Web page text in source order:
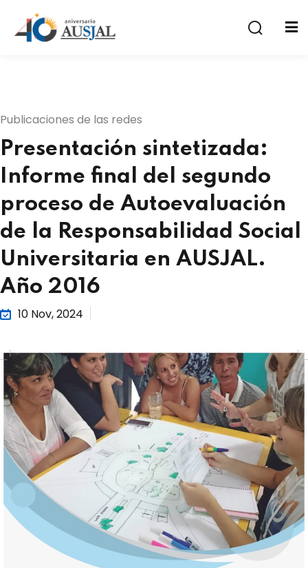
Publicaciones de las redes
Presentación sintetizada:
Informe final del segundo
proceso de Autoevaluación
de la Responsabilidad Social
Universitaria en AUSJAL.
Año 2016
10 Nov, 2024